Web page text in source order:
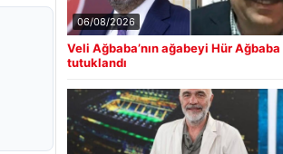
06/08/2026
Veli Ağbaba’nın ağabeyi Hür Ağbaba
tutuklandı